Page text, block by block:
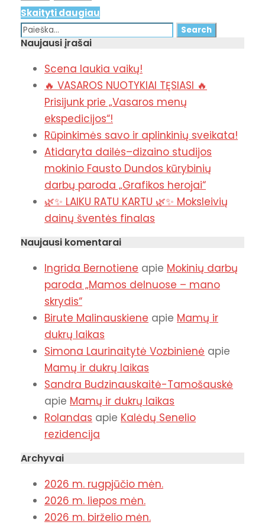
Skaityti daugiau
Naujausi įrašai
Scena laukia vaikų!
🔥 VASAROS NUOTYKIAI TĘSIASI 🔥
Prisijunk prie „Vasaros menų
ekspedicijos“!
Rūpinkimės savo ir aplinkinių sveikata!
Atidaryta dailės–dizaino studijos
mokinio Fausto Dundos kūrybinių
darbų paroda „Grafikos herojai“
🌿✨ LAIKU RATU KARTU 🌿✨ Moksleivių
dainų šventės finalas
Naujausi komentarai
Ingrida Bernotiene apie Mokinių darbų
paroda „Mamos delnuose – mano
skrydis“
Birute Malinauskiene apie Mamų ir
dukrų laikas
Simona Laurinaitytė Vozbinienė apie
Mamų ir dukrų laikas
Sandra Budzinauskaitė-Tamošauskė
apie Mamų ir dukrų laikas
Rolandas apie Kalėdų Senelio
rezidencija
Archyvai
2026 m. rugpjūčio mėn.
2026 m. liepos mėn.
2026 m. birželio mėn.